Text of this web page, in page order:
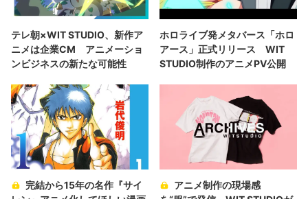
テレ朝×WIT STUDIO、新作ア
ニメは企業CM アニメーショ
ンビジネスの新たな可能性
ホロライブ発メタバース「ホロ
アース」正式リリース WIT
STUDIO制作のアニメPV公開
完結から15年の名作『サイ
アニメ制作の現場感